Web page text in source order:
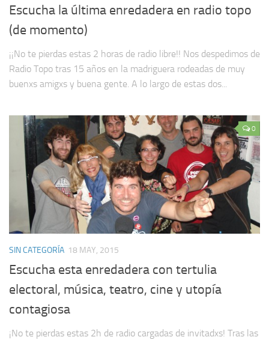
Escucha la última enredadera en radio topo
(de momento)
¡¡No te pierdas estas 2 horas de radio libre!! Nos despedimos de
Radio Topo tras 15 años en la madriguera rodeadas de muy
buenxs amigxs y buena gente. A lo largo de estas dos...
0
SIN CATEGORÍA 18 MAY, 2015
Escucha esta enredadera con tertulia
electoral, música, teatro, cine y utopía
contagiosa
¡No te pierdas estas 2h de radio cargadas de invitadxs! Tras las